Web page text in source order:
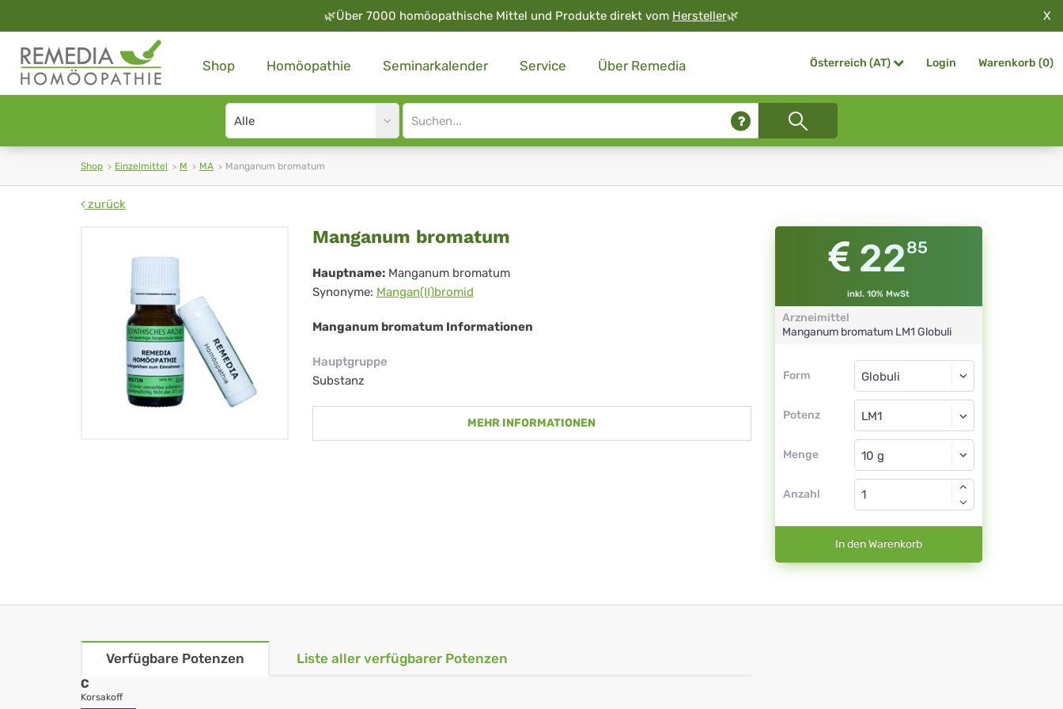
🌿Über 7000 homöopathische Mittel und Produkte direkt vom Hersteller🌿 X
Shop Homöopathie Seminarkalender Service Über Remedia Österreich (AT) Login Warenkorb (0)
Search
type
Site
search
Shop Einzelmittel M MA Manganum bromatum
zurück
Manganum
bromatum
Manganum bromatum
Hauptname: Manganum bromatum
Synonyme: Mangan(II)bromid
Manganum bromatum Informationen
Hauptgruppe
Substanz
MEHR INFORMATIONEN
2285
inkl. 10% MwSt
Arzneimittel
Manganum bromatum LM1 Globuli
Form
Form
Potenz
Globuli
LM1
Menge
Globuli
Anzahl
In den Warenkorb
Verfügbare Potenzen Liste aller verfügbarer Potenzen
C
Korsakoff